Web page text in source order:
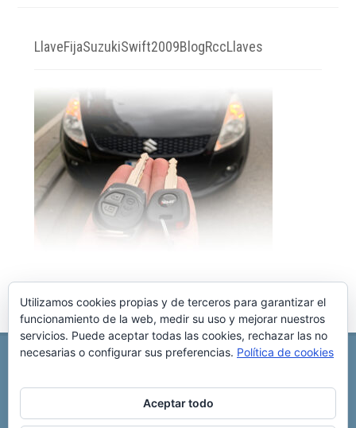
LlaveFijaSuzukiSwift2009BlogRccLlaves
REPARACIÓN CENTRALITA DE COCHE
C/ Virgen del pilar, 6 ,
Copyright © 2025 Reparación Centralita De Coche
Utilizamos cookies propias y de terceros para garantizar el
funcionamiento de la web, medir su uso y mejorar nuestros
servicios. Puede aceptar todas las cookies, rechazar las no
necesarias o configurar sus preferencias. Política de cookies
Aceptar todo